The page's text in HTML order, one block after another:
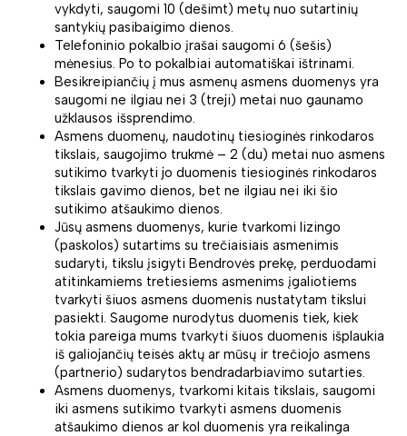
vykdyti, saugomi 10 (dešimt) metų nuo sutartinių
santykių pasibaigimo dienos.
Telefoninio pokalbio įrašai saugomi 6 (šešis)
mėnesius. Po to pokalbiai automatiškai ištrinami.
Besikreipiančių į mus asmenų asmens duomenys yra
saugomi ne ilgiau nei 3 (treji) metai nuo gaunamo
užklausos išsprendimo.
Asmens duomenų, naudotinų tiesioginės rinkodaros
tikslais, saugojimo trukmė – 2 (du) metai nuo asmens
sutikimo tvarkyti jo duomenis tiesioginės rinkodaros
tikslais gavimo dienos, bet ne ilgiau nei iki šio
sutikimo atšaukimo dienos.
Jūsų asmens duomenys, kurie tvarkomi lizingo
(paskolos) sutartims su trečiaisiais asmenimis
sudaryti, tikslu įsigyti Bendrovės prekę, perduodami
atitinkamiems tretiesiems asmenims įgaliotiems
tvarkyti šiuos asmens duomenis nustatytam tikslui
pasiekti. Saugome nurodytus duomenis tiek, kiek
tokia pareiga mums tvarkyti šiuos duomenis išplaukia
iš galiojančių teisės aktų ar mūsų ir trečiojo asmens
(partnerio) sudarytos bendradarbiavimo sutarties.
Asmens duomenys, tvarkomi kitais tikslais, saugomi
iki asmens sutikimo tvarkyti asmens duomenis
atšaukimo dienos ar kol duomenis yra reikalinga